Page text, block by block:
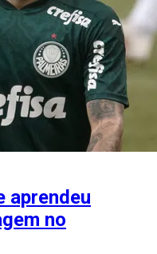
aprendeu
no